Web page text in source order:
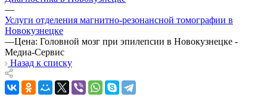
—
Услуги отделения магнитно-резонансной томографии в
Новокузнецке
—Цена: Головной мозг при эпилепсии в Новокузнецке -
Медиа-Сервис
Назад к списку